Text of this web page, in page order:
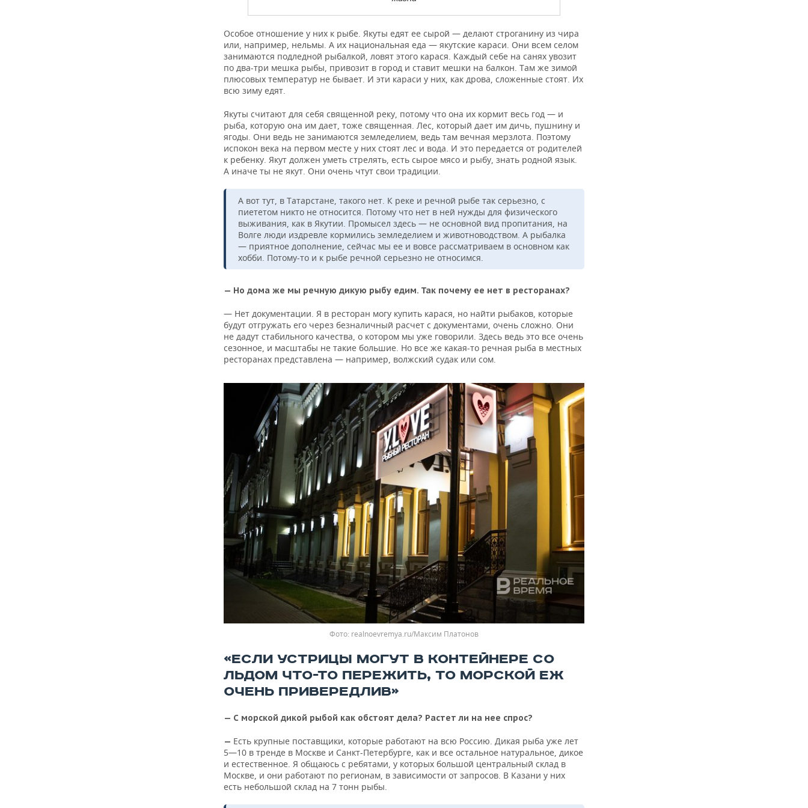
Особое отношение у них к рыбе. Якуты едят ее сырой — делают строганину из чира
или, например, нельмы. А их национальная еда — якутские караси. Они всем селом
занимаются подледной рыбалкой, ловят этого карася. Каждый себе на санях увозит
по два-три мешка рыбы, привозит в город и ставит мешки на балкон. Там же зимой
плюсовых температур не бывает. И эти караси у них, как дрова, сложенные стоят. Их
всю зиму едят.
Якуты считают для себя священной реку, потому что она их кормит весь год — и
рыба, которую она им дает, тоже священная. Лес, который дает им дичь, пушнину и
ягоды. Они ведь не занимаются земледелием, ведь там вечная мерзлота. Поэтому
испокон века на первом месте у них стоят лес и вода. И это передается от родителей
к ребенку. Якут должен уметь стрелять, есть сырое мясо и рыбу, знать родной язык.
А иначе ты не якут. Они очень чтут свои традиции.
А вот тут, в Татарстане, такого нет. К реке и речной рыбе так серьезно, с
пиететом никто не относится. Потому что нет в ней нужды для физического
выживания, как в Якутии. Промысел здесь — не основной вид пропитания, на
Волге люди издревле кормились земледелием и животноводством. А рыбалка
— приятное дополнение, сейчас мы ее и вовсе рассматриваем в основном как
хобби. Потому-то и к рыбе речной серьезно не относимся.
— Но дома же мы речную дикую рыбу едим. Так почему ее нет в ресторанах?
— Нет документации. Я в ресторан могу купить карася, но найти рыбаков, которые
будут отгружать его через безналичный расчет с документами, очень сложно. Они
не дадут стабильного качества, о котором мы уже говорили. Здесь ведь это все очень
сезонное, и масштабы не такие большие. Но все же какая-то речная рыба в местных
ресторанах представлена — например, волжский судак или сом.
realnoevremya.ru/Максим Платонов
«ЕСЛИ УСТРИЦЫ МОГУТ В КОНТЕЙНЕРЕ СО
ЛЬДОМ ЧТО-ТО ПЕРЕЖИТЬ, ТО МОРСКОЙ ЕЖ
ОЧЕНЬ ПРИВЕРЕДЛИВ»
— С морской дикой рыбой как обстоят дела? Растет ли на нее спрос?
— Есть крупные поставщики, которые работают на всю Россию. Дикая рыба уже лет
5—10 в тренде в Москве и Санкт-Петербурге, как и все остальное натуральное, дикое
и естественное. Я общаюсь с ребятами, у которых большой центральный склад в
Москве, и они работают по регионам, в зависимости от запросов. В Казани у них
есть небольшой склад на 7 тонн рыбы.